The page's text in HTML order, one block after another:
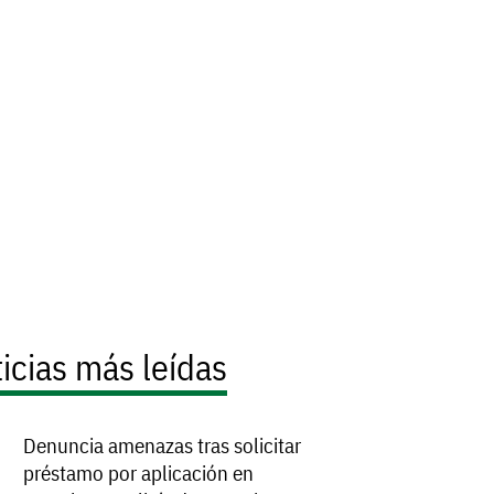
más leídas
Denuncia amenazas tras solicitar
préstamo por aplicación en